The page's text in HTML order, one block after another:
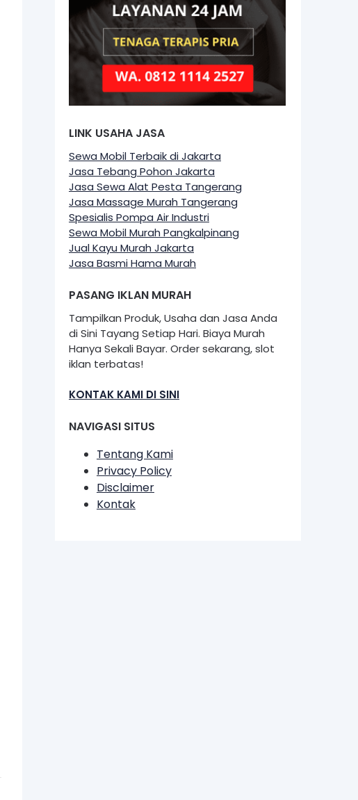
LINK USAHA JASA
Sewa Mobil Terbaik di Jakarta
Jasa Tebang Pohon Jakarta
Jasa Sewa Alat Pesta Tangerang
Jasa Massage Murah Tangerang
Spesialis Pompa Air Industri
Sewa Mobil Murah Pangkalpinang
Jual Kayu Murah Jakarta
Jasa Basmi Hama Murah
PASANG IKLAN MURAH
Tampilkan Produk, Usaha dan Jasa Anda
di Sini Tayang Setiap Hari. Biaya Murah
Hanya Sekali Bayar. Order sekarang, slot
iklan terbatas!
KONTAK KAMI DI SINI
NAVIGASI SITUS
Tentang Kami
Privacy Policy
Disclaimer
Kontak